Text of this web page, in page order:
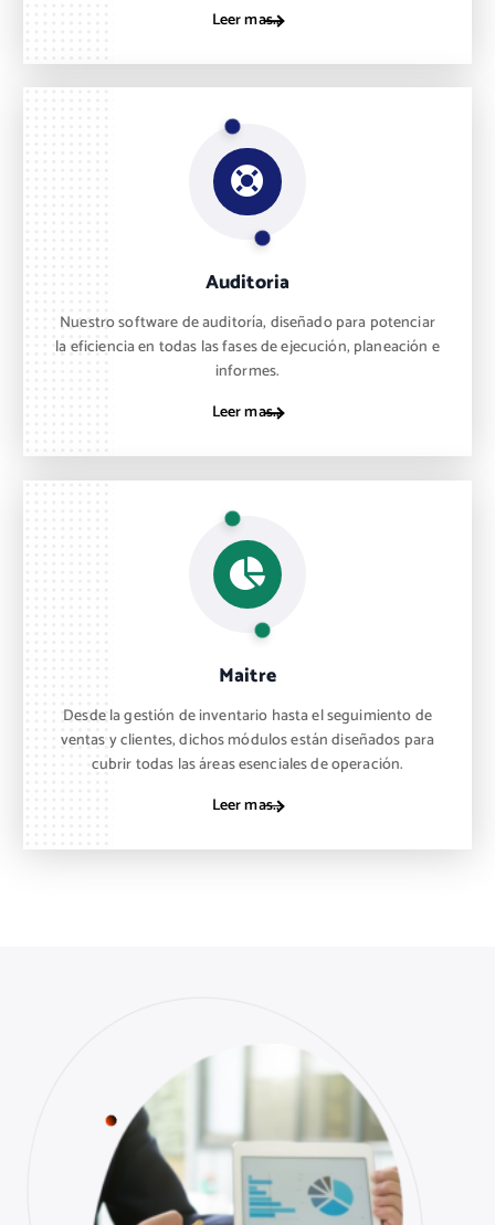
Leer mas...
Auditoria
Nuestro software de auditoría, diseñado para potenciar
la eficiencia en todas las fases de ejecución, planeación e
informes.
Leer mas...
Maitre
Desde la gestión de inventario hasta el seguimiento de
ventas y clientes, dichos módulos están diseñados para
cubrir todas las áreas esenciales de operación.
Leer mas...